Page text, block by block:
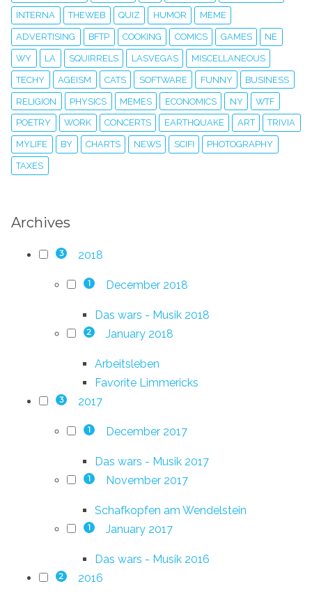
INTERNA THEWEB QUIZ HUMOR MEME
ADVERTISING BFTP COOKING COMICS GAMES NE
WY LA SQUIRRELS LASVEGAS MISCELLANEOUS
TECHY AGEISM CATS SOFTWARE FUNNY BUSINESS
RELIGION PHYSICS MEMES ECONOMICS NY WTF
POETRY WORK CONCERTS EARTHQUAKE ART TRIVIA
MYLIFE BY CHARTS NEWS SCIFI PHOTOGRAPHY
TAXES
Archives
3 2018
1 December 2018
Das wars - Musik 2018
2 January 2018
Arbeitsleben
Favorite Limmericks
3 2017
1 December 2017
Das wars - Musik 2017
1 November 2017
Schafkopfen am Wendelstein
1 January 2017
Das wars - Musik 2016
2 2016